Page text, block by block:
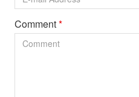
Comment*